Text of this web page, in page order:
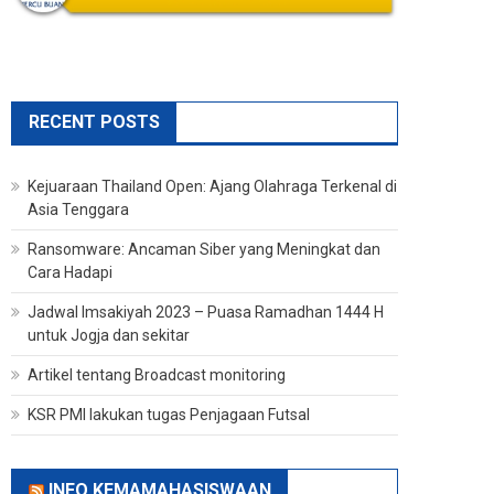
RECENT POSTS
Kejuaraan Thailand Open: Ajang Olahraga Terkenal di
Asia Tenggara
Ransomware: Ancaman Siber yang Meningkat dan
Cara Hadapi
Jadwal Imsakiyah 2023 – Puasa Ramadhan 1444 H
untuk Jogja dan sekitar
Artikel tentang Broadcast monitoring
KSR PMI lakukan tugas Penjagaan Futsal